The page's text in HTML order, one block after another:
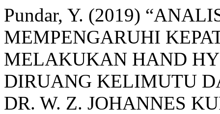
Pundar, Y. (2019)
MEMPENGARUHI
MELAKUKAN HAND
DIRUANG KELIMUTU
DR. W. Z. JOHANNES